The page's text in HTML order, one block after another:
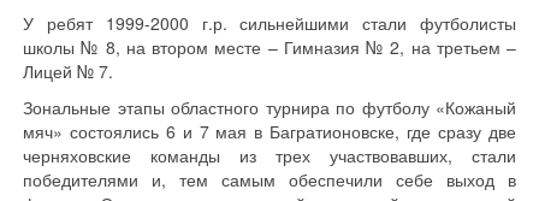
У ребят 1999-2000 г.р. сильнейшими стали футболисты
школы № 8, на втором месте – Гимназия № 2, на третьем –
Лицей № 7.
Зональные этапы областного турнира по футболу «Кожаный
мяч» состоялись 6 и 7 мая в Багратионовске, где сразу две
черняховские команды из трех участвовавших, стали
победителями и, тем самым обеспечили себе выход в